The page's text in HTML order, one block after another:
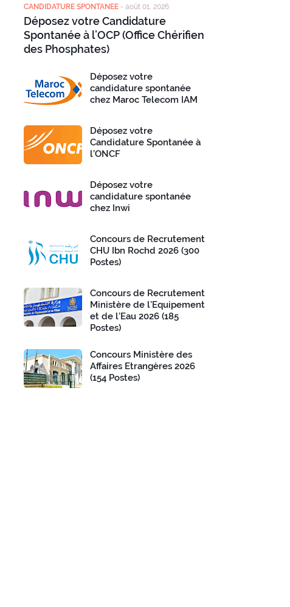
CANDIDATURE SPONTANEE - août 01, 2026
Déposez votre Candidature
Spontanée à l’OCP (Office Chérifien
des Phosphates)
Déposez votre
candidature spontanée
chez Maroc Telecom IAM
Déposez votre
Candidature Spontanée à
l’ONCF
Déposez votre
candidature spontanée
chez Inwi
Concours de Recrutement
CHU Ibn Rochd 2026 (300
Postes)
Concours de Recrutement
Ministère de l’Equipement
et de l’Eau 2026 (185
Postes)
Concours Ministère des
Affaires Etrangères 2026
(154 Postes)